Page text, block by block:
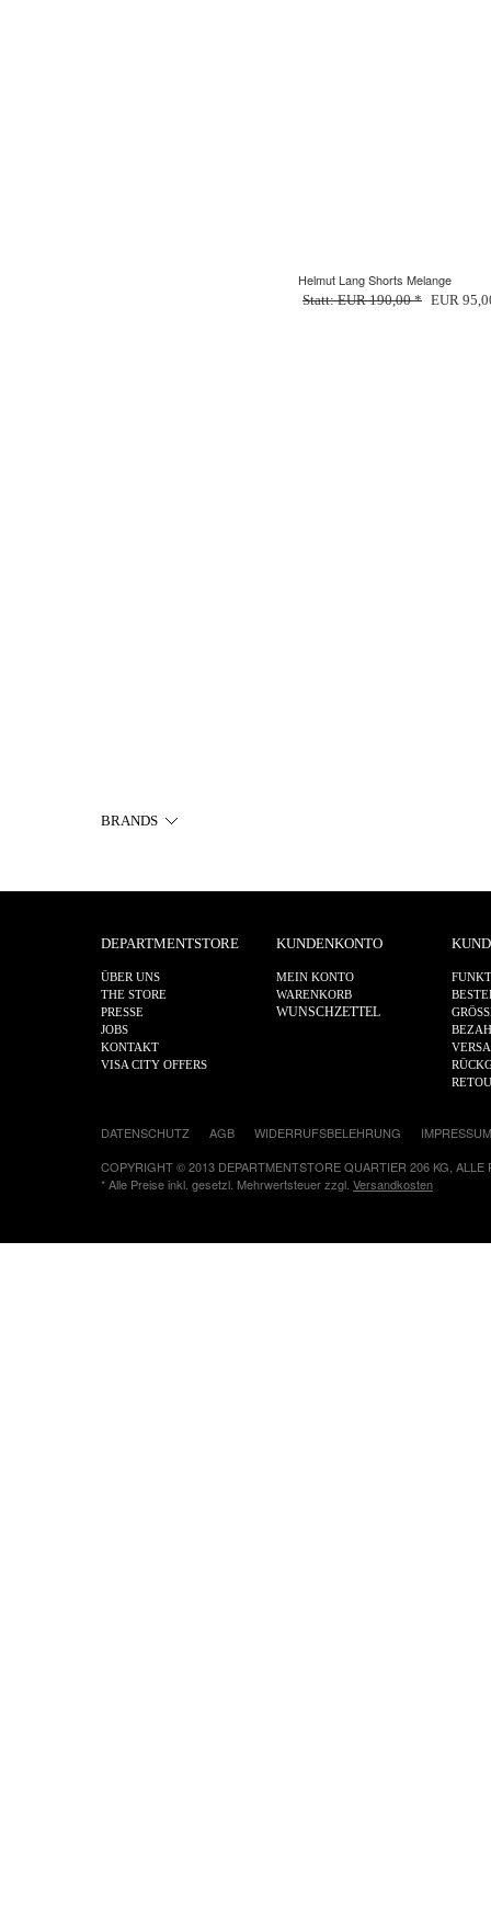
Helmut Lang Shorts Melange
Statt: EUR 190,00 * EUR
BRANDS
DEPARTMENTSTORE
ÜBER UNS
THE STORE
PRESSE
JOBS
KONTAKT
VISA CITY OFFERS
KUNDENKONTO
MEIN KONTO
WARENKORB
WUNSCHZETTEL
DATENSCHUTZ AGB WIDERRUFSBELEHRUNG
IMPRESSUM
COPYRIGHT © 2013 DEPARTMENTSTORE QUARTIER 206 KG, ALLE
* Alle Preise inkl. gesetzl. Mehrwertsteuer zzgl. Versandkosten